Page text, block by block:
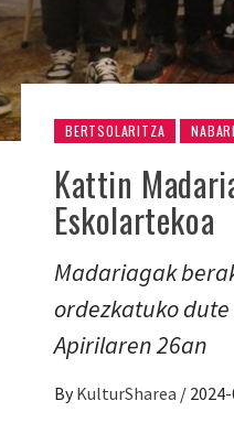
BERTSOLARITZA
Kattin
Eskolartekoa
Madariagak
ordezkatuko
Apirilaren 26an
By KulturSharea /